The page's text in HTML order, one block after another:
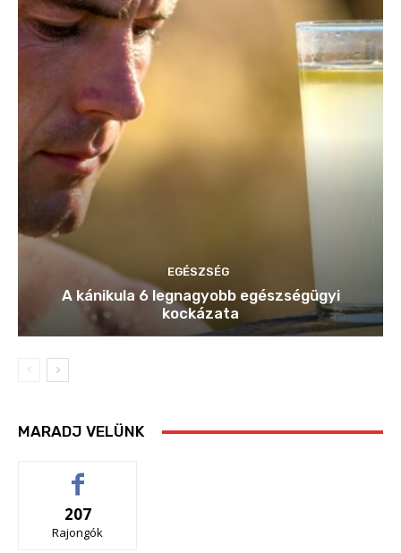
EGÉSZSÉG
A kánikula 6 legnagyobb egészségügyi
kockázata
MARADJ VELÜNK
207
Rajongók